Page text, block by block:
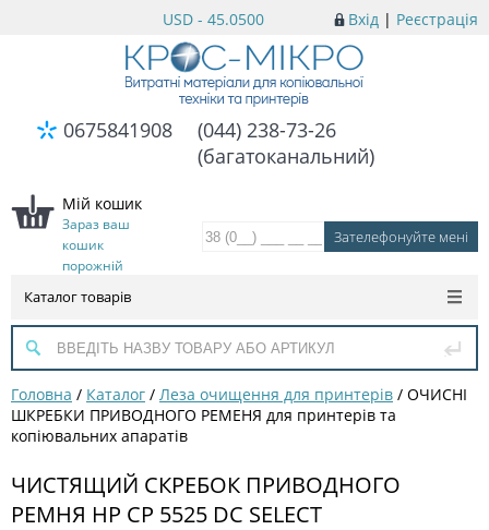
Вхід | Реєстрація
USD - 45.0500
0675841908
(044) 238-73-26
(багатоканальний)
Мій кошик
Зараз ваш
кошик
порожній
Каталог товарів
Головна / Каталог / Леза очищення для принтерів / ОЧИСНІ
ШКРЕБКИ ПРИВОДНОГО РЕМЕНЯ для принтерів та
копіювальних апаратів
ЧИСТЯЩИЙ СКРЕБОК ПРИВОДНОГО
РЕМНЯ HP CP 5525 DC SELECT